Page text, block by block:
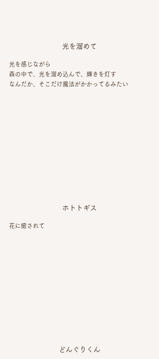
光を溜めて
光を感じながら
森の中で、光を溜め込んで、輝きを灯す
なんだか、そこだけ魔法がかかってるみたい
ホトトギス
花に癒されて
どんぐりくん